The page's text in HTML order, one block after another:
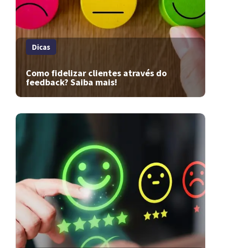
Dicas
Como fidelizar clientes através do
feedback? Saiba mais!